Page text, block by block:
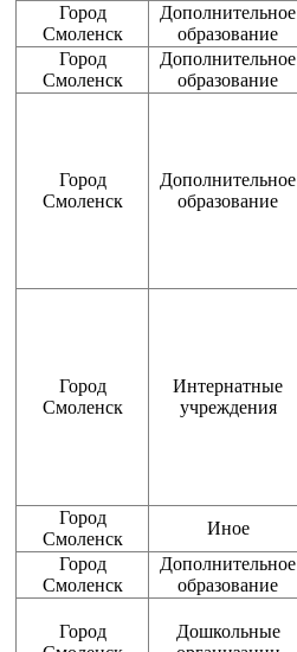
Город
Смоленск
Дополнительное
образование
Город
Смоленск
Дополнительное
образование
Город
Смоленск
Дополнительное
образование
Город
Смоленск
Интернатные
учреждения
Город
Смоленск
Иное
Город
Смоленск
Дополнительное
образование
Город
Дошкольные